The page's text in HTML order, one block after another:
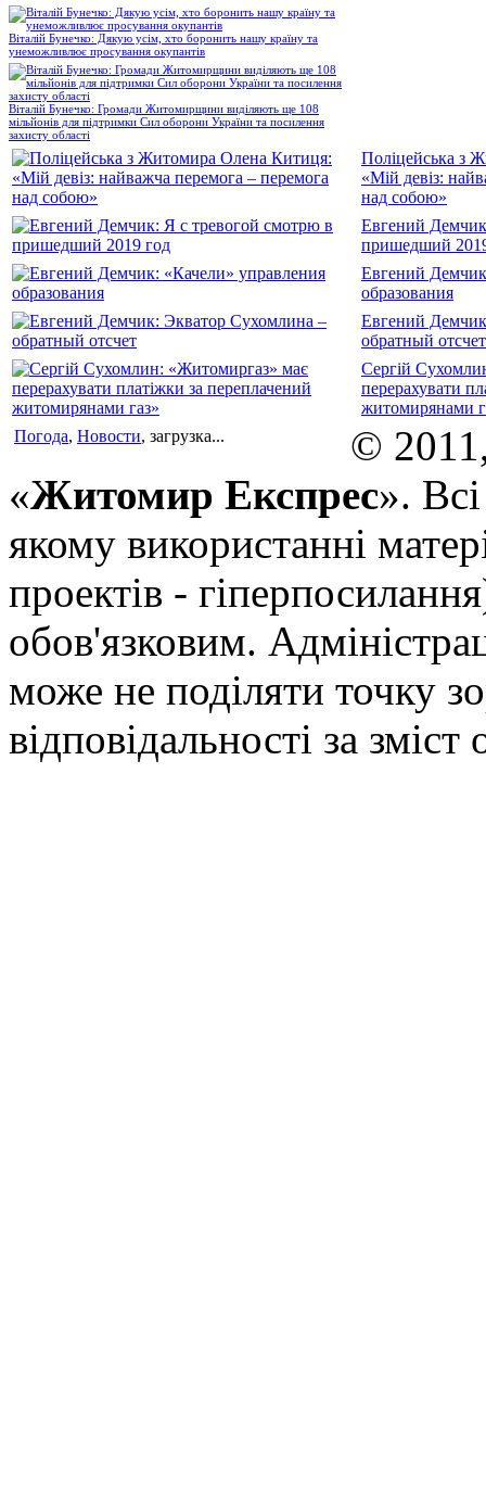
Віталій Бунечко: Дякую усім, хто боронить нашу країну та
унеможливлює просування окупантів
Віталій Бунечко: Громади Житомирщини виділяють ще 108
мільйонів для підтримки Сил оборони України та посилення
захисту області
Поліцейська з
«Мій девіз:
над собою»
Евгений
пришедший
Евгений
образования
Евгений
обратный отсчет
Сергій
перерахувати
житомирянами
Погода, Новости, загрузка...
©
«Житомир Експрес».
якому використанні
проектів -
обов'язковим.
може не поділяти точку
відповідальності за